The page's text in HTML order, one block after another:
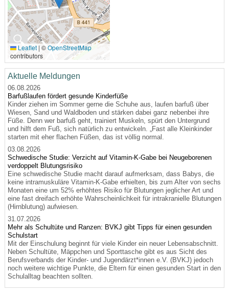
🔍
Leaflet | ©OpenStreetMap
contributors
Aktuelle Meldungen
06.08.2026
Barfußlaufen fördert gesunde Kinderfüße
Kinder ziehen im Sommer gerne die Schuhe aus, laufen barfuß über
Wiesen, Sand und Waldboden und stärken dabei ganz nebenbei ihre
Füße. Denn wer barfuß geht, trainiert Muskeln, spürt den Untergrund
und hilft dem Fuß, sich natürlich zu entwickeln. „Fast alle Kleinkinder
starten mit eher flachen Füßen, das ist völlig normal.
03.08.2026
Schwedische Studie: Verzicht auf Vitamin-K-Gabe bei Neugeborenen
verdoppelt Blutungsrisiko
Eine schwedische Studie macht darauf aufmerksam, dass Babys, die
keine intramuskuläre Vitamin-K-Gabe erhielten, bis zum Alter von sechs
Monaten eine um 52% erhöhtes Risiko für Blutungen jeglicher Art und
eine fast dreifach erhöhte Wahrscheinlichkeit für intrakranielle Blutungen
(Hirnblutung) aufwiesen.
31.07.2026
Mehr als Schultüte und Ranzen: BVKJ gibt Tipps für einen gesunden
Schulstart
Mit der Einschulung beginnt für viele Kinder ein neuer Lebensabschnitt.
Neben Schultüte, Mäppchen und Sporttasche gibt es aus Sicht des
Berufsverbands der Kinder- und Jugendärzt*innen e.V. (BVKJ) jedoch
noch weitere wichtige Punkte, die Eltern für einen gesunden Start in den
Schulalltag beachten sollten.